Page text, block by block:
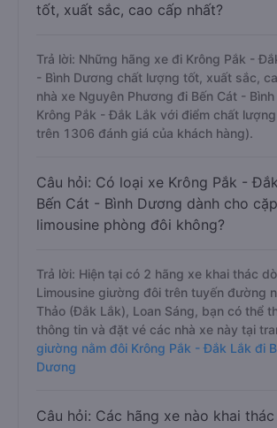
tốt, xuất sắc, cao cấp nhất?
Trả lời: Những hãng xe đi Krông Pắk -
- Bình Dương chất lượng tốt, xuất sắc,
nhà xe Nguyên Phương đi Bến Cát -
Krông Pắk - Đắk Lắk với điểm chất
trên 1306 đánh giá của khách hàng).
Câu hỏi: Có loại xe Krông Pắk -
Bến Cát - Bình Dương dành cho
limousine phòng đôi không?
Trả lời: Hiện tại có 2 hãng xe khai thác
Limousine giường đôi trên tuyến đường
Thảo (Đắk Lắk), Loan Sáng, bạn có thể
thông tin và đặt vé các nhà xe này tại
giường nằm đôi Krông Pắk - Đắk Lắk đi
Dương
Câu hỏi: Các hãng xe nào khai